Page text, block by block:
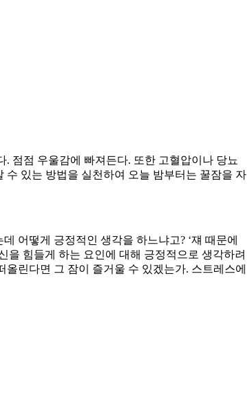
점점 우울감에 빠져든다. 또한 고혈압이나 당뇨
있는 방법을 실천하여 오늘 밤부터는 꿀잠을 자
어떻게 긍정적인 생각을 하느냐고? ‘쟤 때문에
을 힘들게 하는 요인에 대해 긍정적으로 생각하려
린다면 그 잠이 즐거울 수 있겠는가. 스트레스에